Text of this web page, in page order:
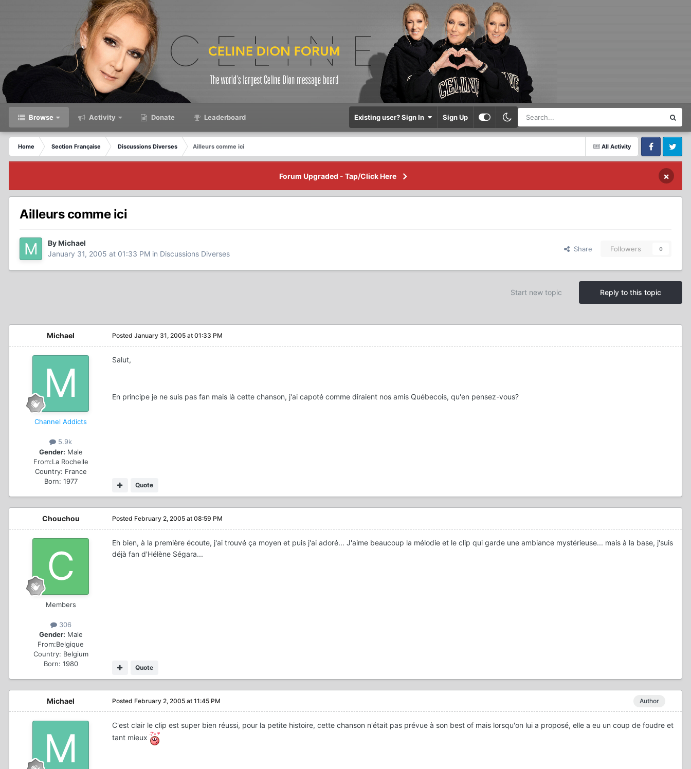
Browse Activity Donate Leaderboard Existing user? Sign In Sign Up
All Activity
Home Section Française Discussions Diverses
Ailleurs comme ici
FacebookTwitter
Forum Upgraded - Tap/Click Here ×
Ailleurs comme ici
By Michael
January 31, 2005 at 01:33 PM in Discussions Diverses
Share Followers 0
Reply to this topic
Start new topic
Michael
Channel Addicts
5.9k
Gender: Male
From:La Rochelle
Country: France
Born: 1977
Posted January 31, 2005 at 01:33 PM
Salut,
En principe je ne suis pas fan mais là cette chanson, j'ai capoté comme diraient nos amis Québecois, qu'en pensez-vous?
Quote
Chouchou
Members
306
Gender: Male
From:Belgique
Country: Belgium
Born: 1980
Posted February 2, 2005 at 08:59 PM
Eh bien, à la première écoute, j'ai trouvé ça moyen et puis j'ai adoré... J'aime beaucoup la mélodie et le clip qui garde une ambiance mystérieuse... mais à la base, j'suis
déjà fan d'Hélène Ségara...
Quote
Michael Author
Posted February 2, 2005 at 11:45 PM
C'est clair le clip est super bien réussi, pour la petite histoire, cette chanson n'était pas prévue à son best of mais lorsqu'on lui a proposé, elle a eu un coup de foudre et
tant mieux